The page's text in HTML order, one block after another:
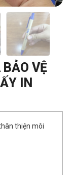
VỆ
IN
thiện môi